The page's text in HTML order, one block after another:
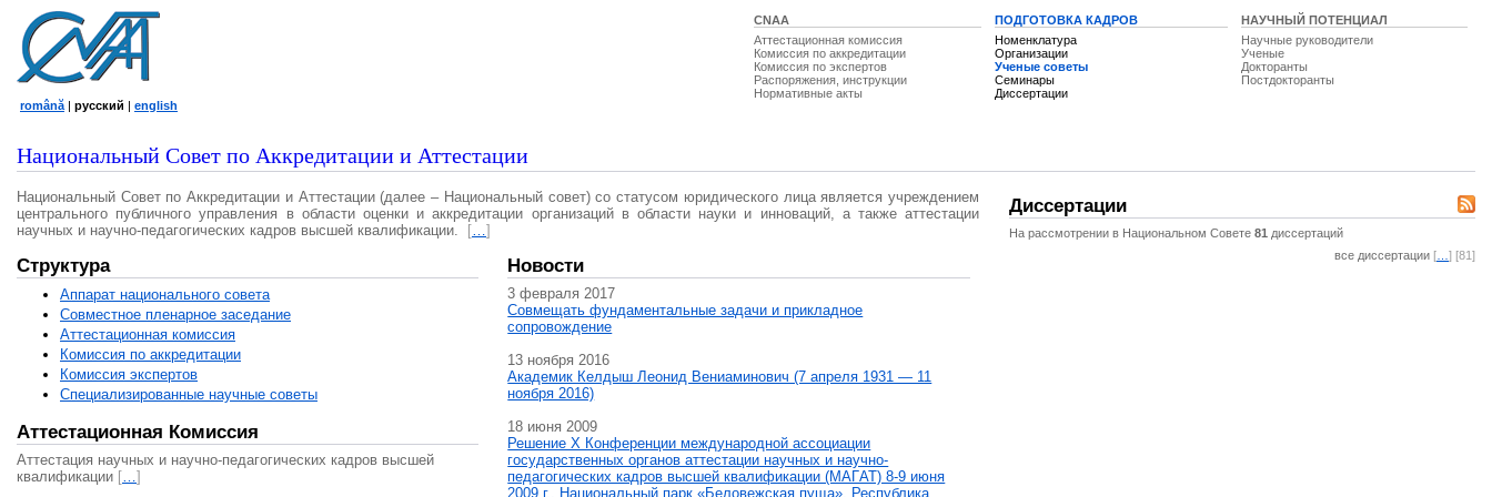
CNAA
Аттестационная комиссия
Комиссия по аккредитации
Комиссия по экспертов
Распоряжения, инструкции
Нормативные акты
ПОДГОТОВКА КАДРОВ
Номенклатура
Организации
Ученые советы
Семинары
Диссертации
НАУЧНЫЙ ПОТЕНЦИАЛ
Научные руководители
Ученые
Докторанты
Постдокторанты
română | русский | english
Национальный Совет по Аккредитации и Аттестации
Национальный Совет по Аккредитации и Аттестации (далее – Национальный совет) со статусом юридического лица является учреждением
центрального публичного управления в области оценки и аккредитации организаций в области науки и инноваций, а также аттестации
научных и научно-педагогических кадров высшей квалификации.
[…]
Структура
Аппарат национального совета
Совместное пленарное заседание
Аттестационная комисcия
Комиссия по аккредитации
Комиссия экспертов
Специализированные научные советы
Аттестационная Комиссия
Аттестация научных и научно-педагогических кадров высшей
квалификации […]
Новости
3 февраля 2017
Совмещать фундаментальные задачи и прикладное
сопровождение
13 ноября 2016
Академик Келдыш Леонид Вениаминович (7 апреля 1931 — 11
ноября 2016)
18 июня 2009
Решение X Конференции международной ассоциации
государственных органов аттестации научных и научно-
педагогических кадров высшей квалификации (МАГAT) 8-9 июня
2009 г., Национальный парк «Беловежская пуща», Республика
Диссертации
На рассмотрении в Национальном Совете 81 диссертаций
все диссертации [ ] [81]